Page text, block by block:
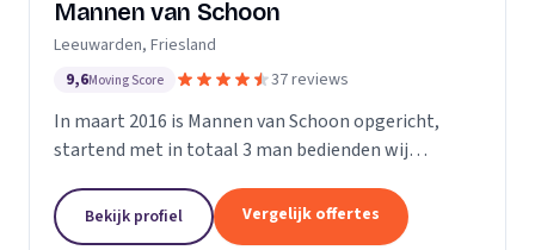
Mannen van Schoon
Leeuwarden, Friesland
9,6Moving Score 37 reviews
In maart 2016 is Mannen van Schoon opgericht,
startend met in totaal 3 man bedienden wij
specialistische schoonmaak groeide Mannen van
Schoon al snel uit...
Bekijk profiel Vergelijk offertes